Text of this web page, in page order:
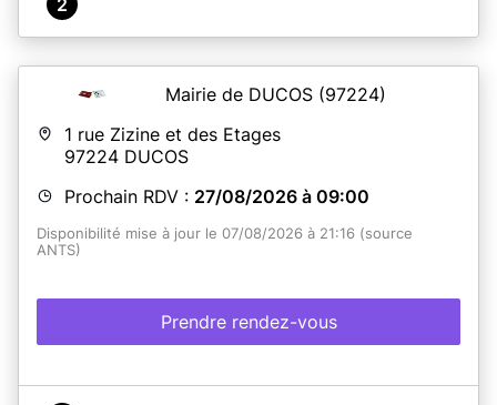
Mairie de DUCOS (97224)
1 rue Zizine et des Etages
97224 DUCOS
Prochain RDV : 27/08/2026 à 09:00
Disponibilité mise à jour le 07/08/2026 à 21:16 (source
ANTS)
Prendre rendez-vous